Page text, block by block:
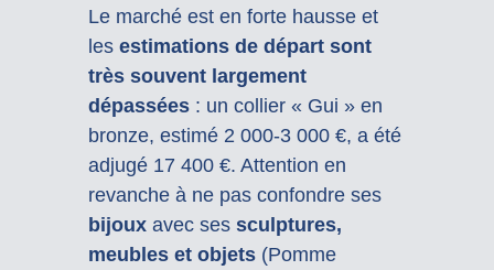
Le marché est en forte hausse et
les estimations de départ sont
très souvent largement
dépassées: un collier « Gui » en
bronze, estimé 2 000-3 000 €, a été
adjugé 17 400 €. Attention en
revanche à ne pas confondre ses
bijouxavec ses sculptures,
meubles et objets(Pomme